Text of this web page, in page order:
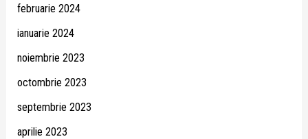
februarie 2024
ianuarie 2024
noiembrie 2023
octombrie 2023
septembrie 2023
aprilie 2023